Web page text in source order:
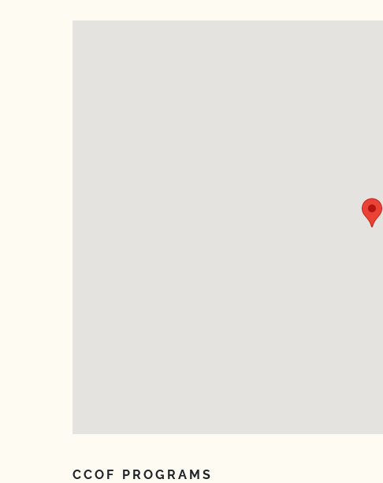
CCOF PROGRAMS